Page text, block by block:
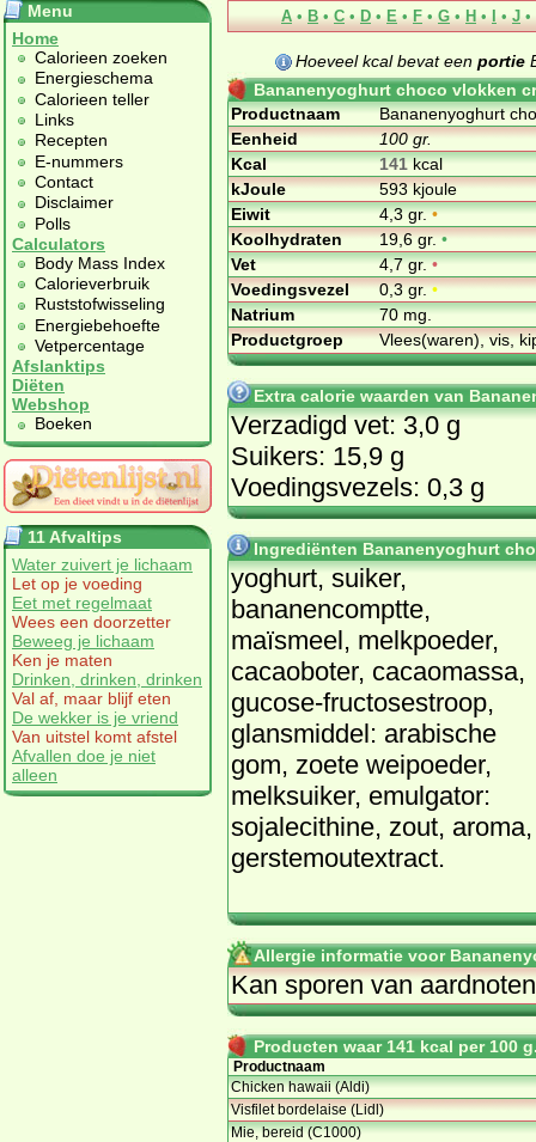
Menu
Home
Calorieen zoeken
Energieschema
Calorieen teller
Links
Recepten
E-nummers
Contact
Disclaimer
Polls
Calculators
Body Mass Index
Calorieverbruik
Ruststofwisseling
Energiebehoefte
Vetpercentage
Afslanktips
Diëten
Webshop
Boeken
11 Afvaltips
Water zuivert je lichaam
Let op je voeding
Eet met regelmaat
Wees een doorzetter
Beweeg je lichaam
Ken je maten
Drinken, drinken, drinken
Val af, maar blijf eten
De wekker is je vriend
Van uitstel komt afstel
Afvallen doe je niet
alleen
A • B • C • D • E • F • G • H • I • J •
Hoeveel kcal bevat een portie
Bananenyoghurt choco vlokken
Productnaam
Bananenyoghurt
Eenheid
100 gr.
Kcal
141kcal
kJoule
593 kjoule
Eiwit
4,3 gr.•
Koolhydraten
19,6 gr.•
Vet
4,7 gr.•
Voedingsvezel
0,3 gr.•
Natrium
70 mg.
Productgroep
Vlees(waren), vis,
Extra calorie waarden van
Verzadigd vet: 3,0 g
Suikers: 15,9 g
Voedingsvezels: 0,3 g
Ingrediënten Bananenyoghurt
yoghurt, suiker,
bananencomptte,
maïsmeel, melkpoeder,
cacaoboter, cacaomassa,
gucose-fructosestroop,
glansmiddel: arabische
gom, zoete weipoeder,
melksuiker, emulgator:
sojalecithine, zout, aroma,
gerstemoutextract.
Allergie informatie voor
Kan sporen van
Producten waar 141 kcal per 100
Productnaam
Chicken hawaii (Aldi)
Visfilet bordelaise (Lidl)
Mie, bereid (C1000)